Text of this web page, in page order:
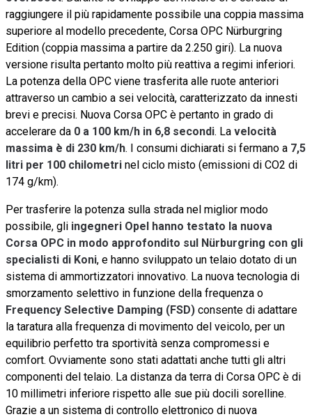
raggiungere il più rapidamente possibile una coppia massima
superiore al modello precedente, Corsa OPC Nürburgring
Edition (coppia massima a partire da 2.250 giri). La nuova
versione risulta pertanto molto più reattiva a regimi inferiori.
La potenza della OPC viene trasferita alle ruote anteriori
attraverso un cambio a sei velocità, caratterizzato da innesti
brevi e precisi. Nuova Corsa OPC è pertanto in grado di
accelerare da 0 a 100 km/h in 6,8 secondi. La velocità
massima è di 230 km/h. I consumi dichiarati si fermano a 7,5
litri per 100 chilometri nel ciclo misto (emissioni di CO2 di
174 g/km).
Per trasferire la potenza sulla strada nel miglior modo
possibile, gli ingegneri Opel hanno testato la nuova
Corsa OPC in modo approfondito sul Nürburgring con gli
specialisti di Koni, e hanno sviluppato un telaio dotato di un
sistema di ammortizzatori innovativo. La nuova tecnologia di
smorzamento selettivo in funzione della frequenza o
Frequency Selective Damping (FSD) consente di adattare
la taratura alla frequenza di movimento del veicolo, per un
equilibrio perfetto tra sportività senza compromessi e
comfort. Ovviamente sono stati adattati anche tutti gli altri
componenti del telaio. La distanza da terra di Corsa OPC è di
10 millimetri inferiore rispetto alle sue più docili sorelline.
Grazie a un sistema di controllo elettronico di nuova